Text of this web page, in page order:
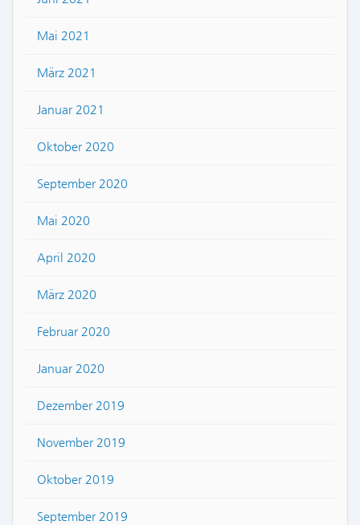
Mai 2021
März 2021
Januar 2021
Oktober 2020
September 2020
Mai 2020
April 2020
März 2020
Februar 2020
Januar 2020
Dezember 2019
November 2019
Oktober 2019
September 2019